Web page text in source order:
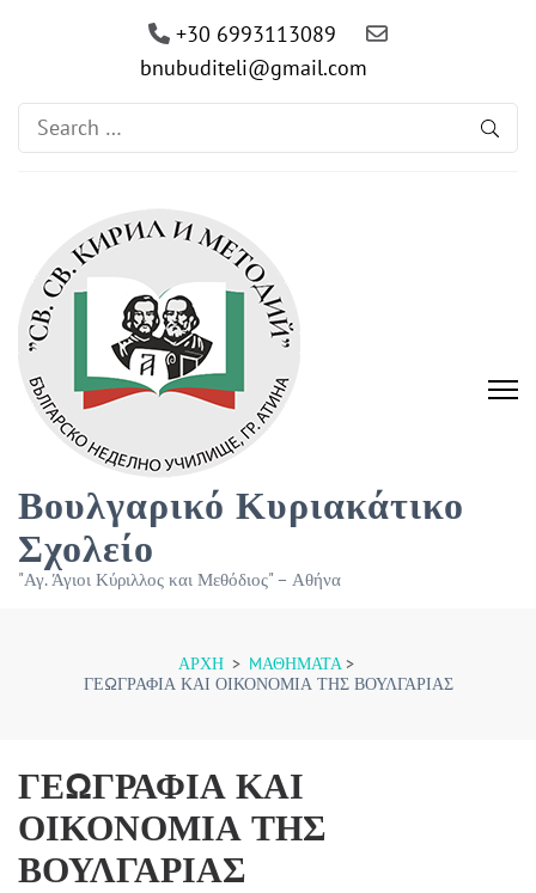
+30 6993113089
bnubuditeli@gmail.com
Search
for:
Βουλγαρικό Κυριακάτικο
Σχολείο
"Αγ. Άγιοι Κύριλλος και Μεθόδιος" – Αθήνα
ΑΡΧΉ > МΑΘΉΜΑΤΑ>
ΓΕΩΓΡΑΦΙΑ ΚΑΙ ΟΙΚΟΝΟΜΙΑ ΤΗΣ ΒΟΥΛΓΑΡΙΑΣ
ΓΕΩΓΡΑΦΙΑ ΚΑΙ
ΟΙΚΟΝΟΜΙΑ ΤΗΣ
ΒΟΥΛΓΑΡΙΑΣ